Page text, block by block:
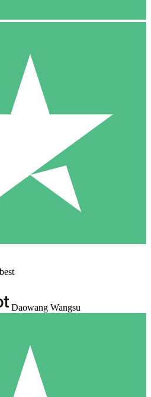
Daowang Wangsu